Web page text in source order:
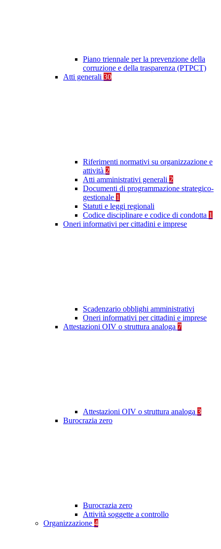
Piano triennale per la prevenzione della
corruzione e della trasparenza (PTPCT)
Atti generali 30
Riferimenti normativi su organizzazione e
attività 2
Atti amministrativi generali 2
Documenti di programmazione strategico-
gestionale 1
Statuti e leggi regionali
Codice disciplinare e codice di condotta 1
Oneri informativi per cittadini e imprese
Scadenzario obblighi amministrativi
Oneri informativi per cittadini e imprese
Attestazioni OIV o struttura analoga 7
Attestazioni OIV o struttura analoga 3
Burocrazia zero
Burocrazia zero
Attività soggette a controllo
Organizzazione 4